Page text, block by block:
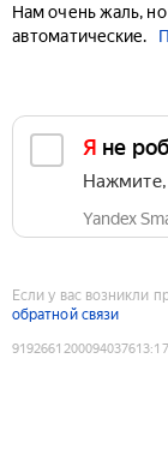
Нам очень жаль,
автоматические.
Я не
Нажмите,
Yandex
Если у вас возникли
обратной связи
9192661200094037613: